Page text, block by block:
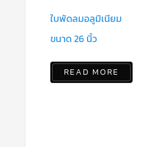
ใบพัดลมอลูมิเนียม
ขนาด 26 นิ้ว
READ MORE